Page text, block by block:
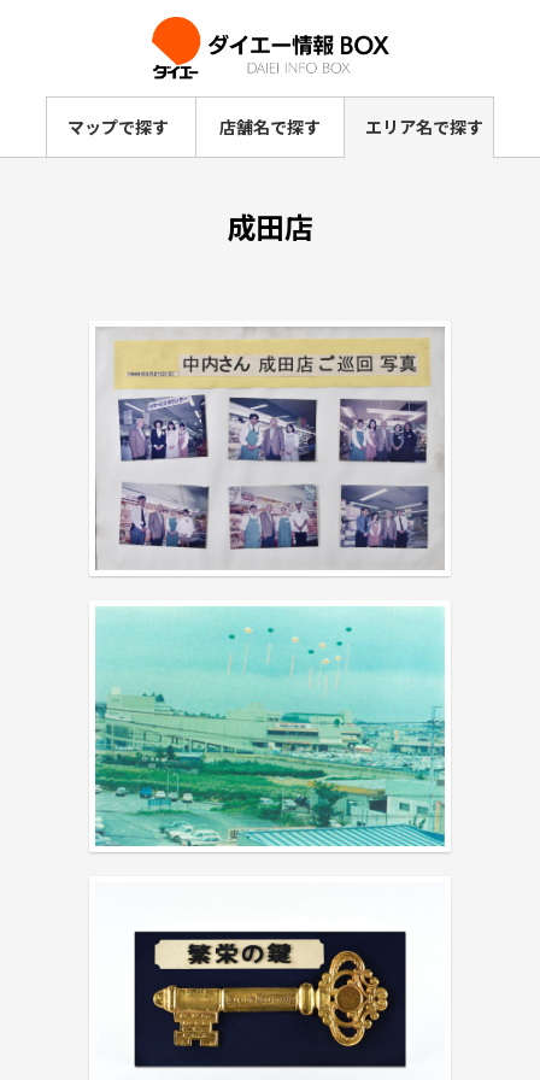
マップで探す 店舗名で探す エリア名で探す
成田店